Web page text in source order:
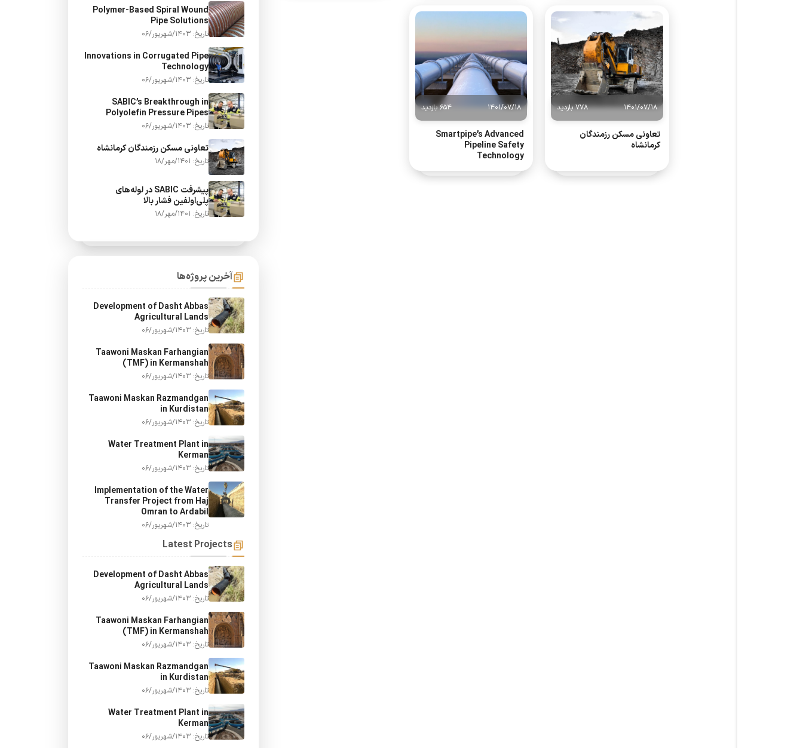
1401/07/18 778 بازدید
تعاونی مسکن رزمندگان
کرمانشاه
1401/07/18 654 بازدید
Smartpipe’s Advanced
Pipeline Safety
Technology
Polymer-Based Spiral Wound
Pipe Solutions
تاریخ: 1403/شهریور/06
Innovations in Corrugated Pipe
Technology
تاریخ: 1403/شهریور/06
SABIC’s Breakthrough in
Polyolefin Pressure Pipes
تاریخ: 1403/شهریور/06
تعاونی مسکن رزمندگان کرمانشاه
تاریخ: 1401/مهر/18
پیشرفت SABIC در لوله‌های
پلی‌اولفین فشار بالا
تاریخ: 1401/مهر/18
آخرین پروژه‌ها
Development of Dasht Abbas
Agricultural Lands
تاریخ: 1403/شهریور/06
Taawoni Maskan Farhangian
(TMF) in Kermanshah
تاریخ: 1403/شهریور/06
Taawoni Maskan Razmandgan
in Kurdistan
تاریخ: 1403/شهریور/06
Water Treatment Plant in
Kerman
تاریخ: 1403/شهریور/06
Implementation of the Water
Transfer Project from Haj
Omran to Ardabil
تاریخ: 1403/شهریور/06
Latest Projects
Development of Dasht Abbas
Agricultural Lands
تاریخ: 1403/شهریور/06
Taawoni Maskan Farhangian
(TMF) in Kermanshah
تاریخ: 1403/شهریور/06
Taawoni Maskan Razmandgan
in Kurdistan
تاریخ: 1403/شهریور/06
Water Treatment Plant in
Kerman
تاریخ: 1403/شهریور/06